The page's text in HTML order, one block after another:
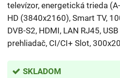
televízor, energetická trieda (A-
HD (3840x2160), Smart TV,
DVB-S2, HDMI, LAN RJ45,
prehliadač, CI/CI+ Slot,
SKLADOM